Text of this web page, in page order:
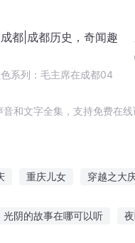
都|成都历史，奇闻趣
系列：毛主席在成都04
和文字全集，支持免费在线
重庆儿女 穿越之大
光阴的故事在哪可以听